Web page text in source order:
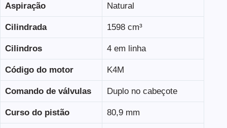
Aspiração Natural
Cilindrada 1598 cm³
Cilindros 4 em linha
Código do motor K4M
Comando de válvulas Duplo no cabeçote
Curso do pistão 80,9 mm